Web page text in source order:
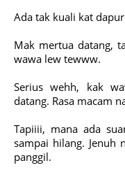
Ada tak kuali kat
Mak mertua datang,
wawa lew tewww.
Serius wehh, kak
datang. Rasa macam
Tapiiii, mana ada
sampai hilang. Jenuh
panggil.